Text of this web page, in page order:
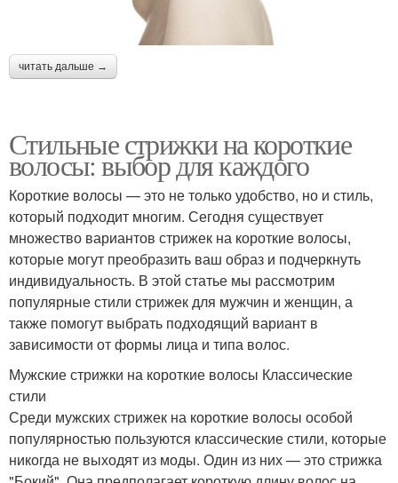
читать дальше →
Стильные стрижки на короткие
волосы: выбор для каждого
Короткие волосы — это не только удобство, но и стиль,
который подходит многим. Сегодня существует
множество вариантов стрижек на короткие волосы,
которые могут преобразить ваш образ и подчеркнуть
индивидуальность. В этой статье мы рассмотрим
популярные стили стрижек для мужчин и женщин, а
также помогут выбрать подходящий вариант в
зависимости от формы лица и типа волос.
Мужские стрижки на короткие волосы Классические
стили
Среди мужских стрижек на короткие волосы особой
популярностью пользуются классические стили, которые
никогда не выходят из моды. Один из них — это стрижка